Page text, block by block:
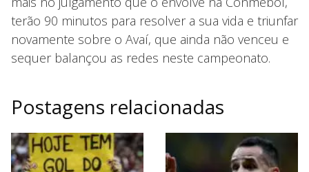
terão 90 minutos para resolver a sua vida e triunfar
novamente sobre o Avaí, que ainda não venceu e
sequer balançou as redes neste campeonato.
Postagens relacionadas